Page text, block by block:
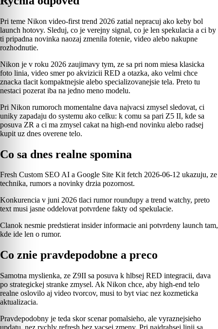
Pri teme Nikon video-first trend 2026 zatial nepracuj ako keby bol
launch hotovy. Sleduj, co je verejny signal, co je len spekulacia a ci by
ti pripadna novinka naozaj zmenila fotenie, video alebo nakupne
rozhodnutie.
Nikon je v roku 2026 zaujimavy tym, ze sa pri nom miesa klasicka
foto linia, video smer po akvizicii RED a otazka, ako velmi chce
znacka tlacit kompaktnejsie alebo specializovanejsie tela. Preto tu
nestaci pozerat iba na jedno meno modelu.
Pri Nikon rumoroch momentalne dava najvacsi zmysel sledovat, ci
uniky zapadaju do systemu ako celku: k comu sa pari Z5 II, kde sa
posuva ZR a ci ma zmysel cakat na high-end novinku alebo radsej
kupit uz dnes overene telo.
Co sa dnes realne spomina
Fresh Custom SEO AI a Google Site Kit fetch 2026-06-12 ukazuju, ze
technika, rumors a novinky drzia pozornost.
Konkurencia v juni 2026 tlaci rumor roundupy a trend watchy, preto
text musi jasne oddelovat potvrdene fakty od spekulacie.
Clanok nesmie predstierat insider informacie ani potvrdeny launch tam,
kde ide len o rumor.
Co znie pravdepodobne a preco
Samotna myslienka, ze Z9II sa posuva k hlbsej RED integracii, dava
po strategickej stranke zmysel. Ak Nikon chce, aby high-end telo
realne oslovilo aj video tvorcov, musi to byt viac nez kozmeticka
aktualizacia.
Pravdepodobny je teda skor scenar pomalsieho, ale vyraznejsieho